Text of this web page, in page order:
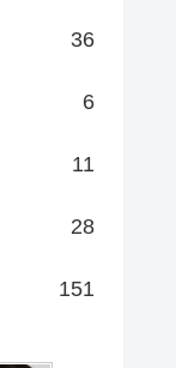
36
6
11
28
151